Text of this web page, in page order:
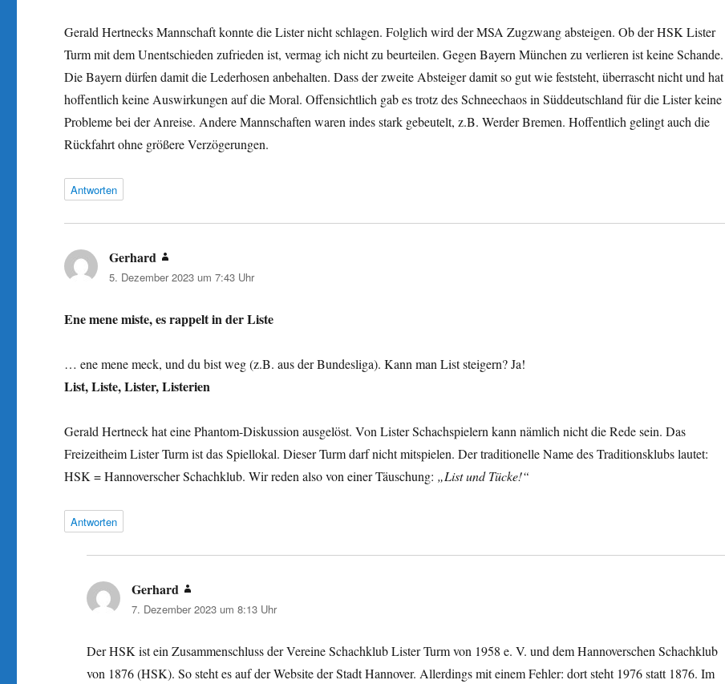
Gerald Hertnecks Mannschaft konnte die Lister nicht schlagen. Folglich wird der MSA Zugzwang absteigen. Ob der HSK Lister
Turm mit dem Unentschieden zufrieden ist, vermag ich nicht zu beurteilen. Gegen Bayern München zu verlieren ist keine Schande.
Die Bayern dürfen damit die Lederhosen anbehalten. Dass der zweite Absteiger damit so gut wie feststeht, überrascht nicht und hat
hoffentlich keine Auswirkungen auf die Moral. Offensichtlich gab es trotz des Schneechaos in Süddeutschland für die Lister keine
Probleme bei der Anreise. Andere Mannschaften waren indes stark gebeutelt, z.B. Werder Bremen. Hoffentlich gelingt auch die
Rückfahrt ohne größere Verzögerungen.
Antworten
Gerhard
5. Dezember 2023 um 7:43 Uhr
Ene mene miste, es rappelt in der Liste
… ene mene meck, und du bist weg (z.B. aus der Bundesliga). Kann man List steigern? Ja!
List, Liste, Lister, Listerien
Gerald Hertneck hat eine Phantom-Diskussion ausgelöst. Von Lister Schachspielern kann nämlich nicht die Rede sein. Das
Freizeitheim Lister Turm ist das Spiellokal. Dieser Turm darf nicht mitspielen. Der traditionelle Name des Traditionsklubs lautet:
HSK = Hannoverscher Schachklub. Wir reden also von einer Täuschung: „List und Tücke!“
Antworten
Gerhard
7. Dezember 2023 um 8:13 Uhr
Der HSK ist ein Zusammenschluss der Vereine Schachklub Lister Turm von 1958 e. V. und dem Hannoverschen Schachklub
von 1876 (HSK). So steht es auf der Website der Stadt Hannover. Allerdings mit einem Fehler: dort steht 1976 statt 1876. Im